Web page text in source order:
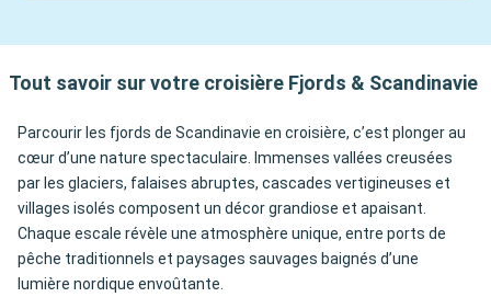
Tout savoir sur votre croisière Fjords & Scandinavie
Parcourir les fjords de Scandinavie en croisière, c’est plonger au
cœur d’une nature spectaculaire. Immenses vallées creusées
par les glaciers, falaises abruptes, cascades vertigineuses et
villages isolés composent un décor grandiose et apaisant.
Chaque escale révèle une atmosphère unique, entre ports de
pêche traditionnels et paysages sauvages baignés d’une
lumière nordique envoûtante.